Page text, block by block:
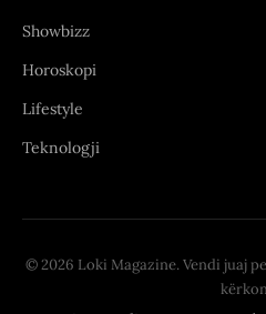
Showbizz
Horoskopi
Lifestyle
Teknologji
© 2026 Loki Magazine. Vendi juaj